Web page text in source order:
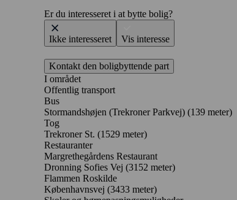
Er du interesseret i at bytte bolig?
Ikke interesseret Vis interesse
Kontakt den boligbyttende part
I området
Offentlig transport
Bus
Stormandshøjen (Trekroner Parkvej) (139 meter)
Tog
Trekroner St. (1529 meter)
Restauranter
Margrethegårdens Restaurant
Dronning Sofies Vej (3152 meter)
Flammen Roskilde
Københavnsvej (3433 meter)